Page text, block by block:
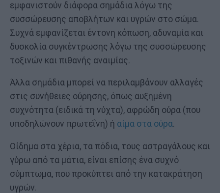
εμφανιστούν διάφορα σημάδια λόγω της
συσσώρευσης αποβλήτων και υγρών στο σώμα.
Συχνά εμφανίζεται έντονη κόπωση, αδυναμία και
δυσκολία συγκέντρωσης λόγω της συσσώρευσης
τοξινών και πιθανής αναιμίας.
Άλλα σημάδια μπορεί να περιλαμβάνουν αλλαγές
στις συνήθειες ούρησης, όπως αυξημένη
συχνότητα (ειδικά τη νύχτα), αφρώδη ούρα (που
υποδηλώνουν πρωτεΐνη) ή αίμα στα ούρα.
Οίδημα στα χέρια, τα πόδια, τους αστραγάλους και
γύρω από τα μάτια, είναι επίσης ένα συχνό
σύμπτωμα, που προκύπτει από την κατακράτηση
υγρών.